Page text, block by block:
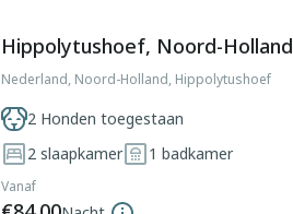
Hippolytushoef, Noord-Holland
Nederland, Noord-Holland, Hippolytushoef
2 Honden toegestaan
2 slaapkamer 1 badkamer
Vanaf